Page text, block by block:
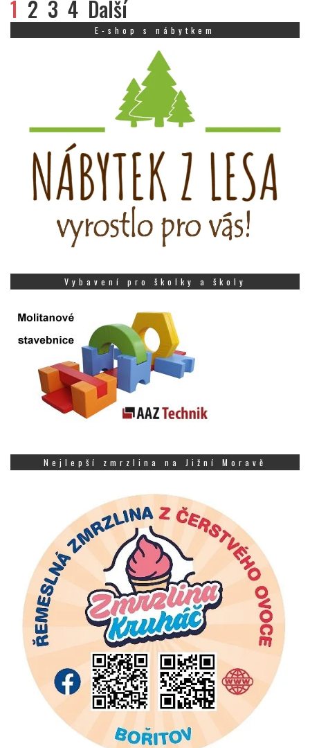
1 2 3 4 Další
E-shop s nábytkem
Vybavení pro školky a školy
Nejlepší zmrzlina na Jižní Moravě